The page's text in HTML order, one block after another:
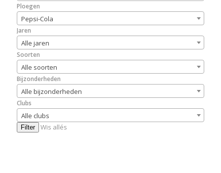
Ploegen
Pepsi-Cola
Jaren
Alle jaren
Soorten
Alle soorten
Bijzonderheden
Alle bijzonderheden
Clubs
Alle clubs
Filter Wis allés